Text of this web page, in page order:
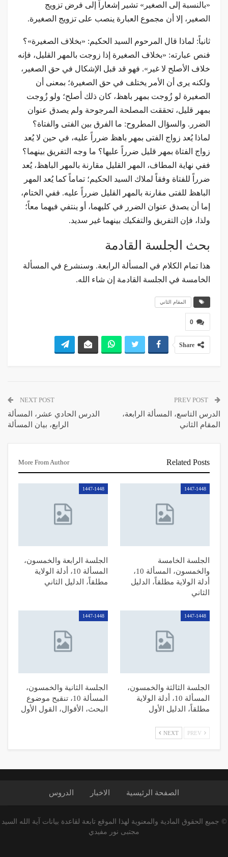
«بالنسبة إلى الصغير» تشير إشعاراً إلى فرض تزويج
الصغير، إلا أن مجموع العبارة ينصب على تزويج الصغيرة.
ثانياً: لماذا قال المرحوم السيد الحكيم: «بخلاف الصغيرة»؟
فنص عبارته: «بخلاف الصغيرة إذا زوجت بالمهر القليل، فإنه
خلاف الأصلح لا غير». فهو قد قبل الإشكال في حق الصغير،
ولكنه يرى أن الأمر يختلف في حق الصغيرة؛ بمعنى أن
الصغيرة لو زُوجت بمهر باهظ، كان ذلك أصلح؛ ولو زُوجت
بمهر قليل، تحققت المصلحة المرجوحة ولم يصدق عنوان
الضرر. والسؤال المطروح: ما الفرق بين الفتى والفتاة؟
لماذا يُعد زواج الفتى بمهر باهظ ضرراً عليه، في حين لا يُعد
زواج الفتاة بمهر قليل ضرراً عليها؟ ما وجه التفريق بينهما؟
ففي نهاية المطاف، المهر القليل مقارنة بالمهر الباهظ، يُعد
ضرراً للفتاة وفقاً لملاك السيد الحكيم؛ تماماً كما يُعد المهر
الباهظ للفتى مقارنة بالمهر القليل ضرراً عليه. ففي الختام،
إما أن يصدق عنوان الضرر في كليهما، أو ينتفي فيهما معاً؛
ولذا، فإن التفريق والتفكيك بينهما غير سديد.
بحث الجلسة القادمة
هذا تمام الكلام في المسألة الرابعة. وسنشرع في المسألة
الخامسة في الجلسة القادمة إن شاء الله.
المقام الثاني
0
Share
الدرس التاسع، المسألة الرابعة،
المقام الثاني
NEXT POST
الدرس الحادي عشر، المسألة
الرابع، بيان المسألة
Related Posts
More From Author
1447-1448
الجلسة الخامسة
والخمسون، المسألة 10،
أدلة الولاية مطلقاً، الدليل
الثاني
1447-1448
الجلسة الرابعة والخمسون،
المسألة 10، أدلة الولاية
مطلقاً، الدليل الثاني
1447-1448
الجلسة الثالثة والخمسون،
المسألة 10، أدلة الولاية
مطلقاً، الدليل الأول
1447-1448
الجلسة الثانية والخمسون،
المسألة 10، تنقيح موضوع
البحث، الأقوال، القول الأول
NEXT
الصفحة الرئیسیة الاخبار الدروس
© جميع الحقوق المادية والمعنوية لهذا الموقع تابعة لقاعدة بيانات آية الله السيد
مجتبى نور مفيدي